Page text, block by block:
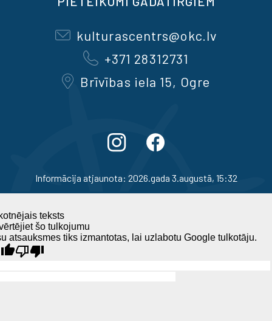
kulturascentrs@okc.lv
+371 28312731
Brīvības iela 15, Ogre
Informācija atjaunota: 2026.gada 3.augustā, 15:32
teksts
šo tulkojumu
atsauksmes tiks izmantotas, lai uzlabotu Google tulkotāju.